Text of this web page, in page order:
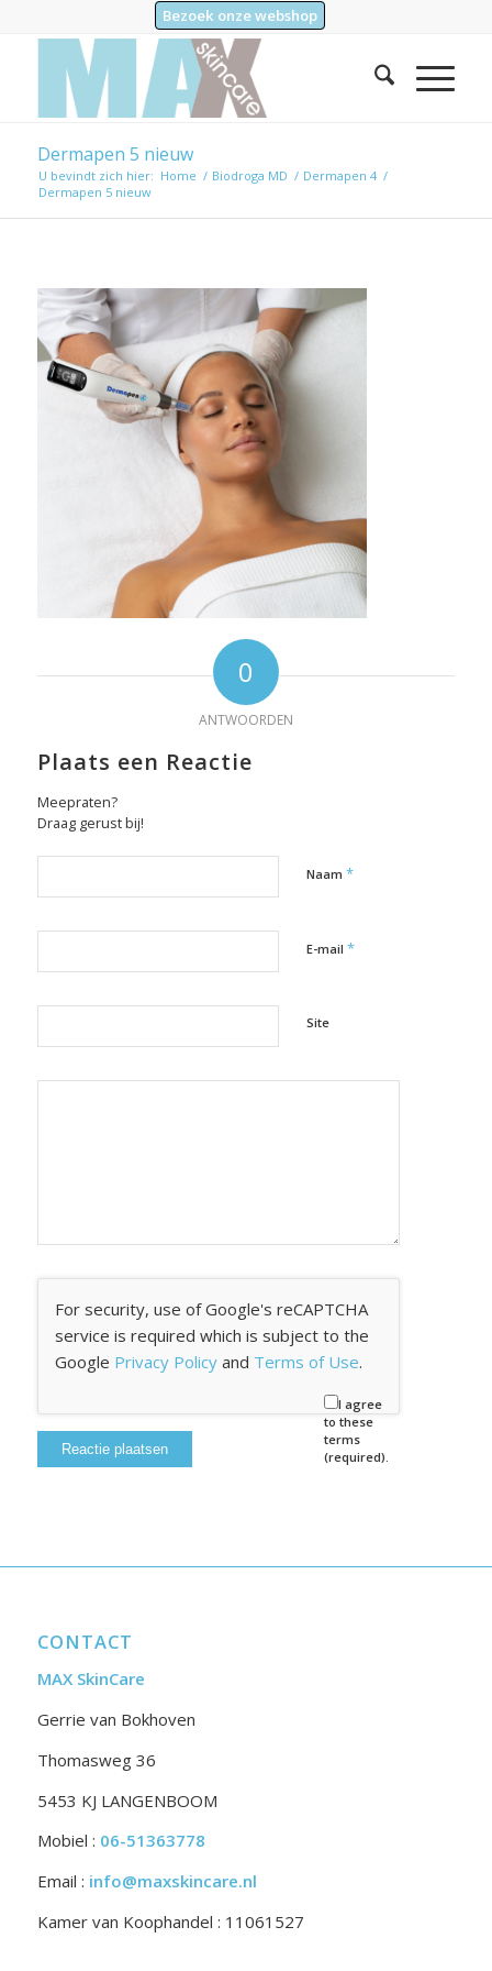
Bezoek onze webshop
Dermapen 5 nieuw
U bevindt zich hier: Home / Biodroga MD / Dermapen 4 /
Dermapen 5 nieuw
0
ANTWOORDEN
Plaats een Reactie
Meepraten?
Draag gerust bij!
Naam *
E-mail *
Site
For security, use of Google's reCAPTCHA
service is required which is subject to the
Google Privacy Policyand Terms of Use.
I agree
to these
terms
(required).
CONTACT
MAX SkinCare
Gerrie van Bokhoven
Thomasweg 36
5453 KJ LANGENBOOM
Mobiel : 06-51363778
Email : info@maxskincare.nl
Kamer van Koophandel : 11061527